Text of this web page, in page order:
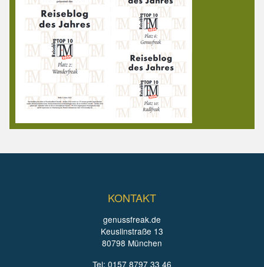
KONTAKT
genussfreak.de
Keuslinstraße 13
80798 München
Tel: 0157 8797 33 46